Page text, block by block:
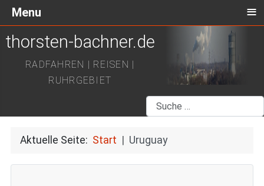
thorsten-bachner.de
RADFAHREN | REISEN |
RUHRGEBIET
Suchen
Aktuelle Seite: Start Uruguay
Menu ≡